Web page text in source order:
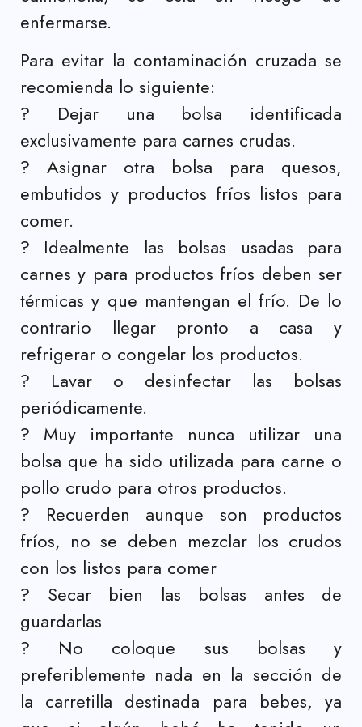
enfermarse.
Para evitar la contaminación cruzada se
recomienda lo siguiente:
? Dejar una bolsa identificada
exclusivamente para carnes crudas.
? Asignar otra bolsa para quesos,
embutidos y productos fríos listos para
comer.
? Idealmente las bolsas usadas para
carnes y para productos fríos deben ser
térmicas y que mantengan el frío. De lo
contrario llegar pronto a casa y
refrigerar o congelar los productos.
? Lavar o desinfectar las bolsas
periódicamente.
? Muy importante nunca utilizar una
bolsa que ha sido utilizada para carne o
pollo crudo para otros productos.
? Recuerden aunque son productos
fríos, no se deben mezclar los crudos
con los listos para comer
? Secar bien las bolsas antes de
guardarlas
? No coloque sus bolsas y
preferiblemente nada en la sección de
la carretilla destinada para bebes, ya